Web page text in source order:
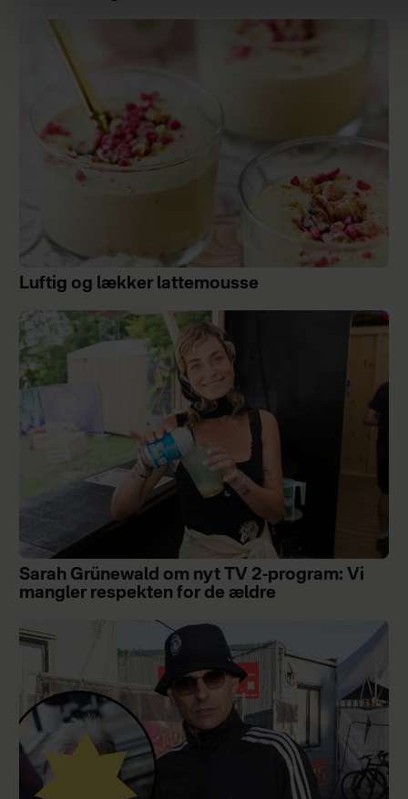
Luftig og lækker lattemousse
Sarah Grünewald om nyt TV 2-program: Vi
mangler respekten for de ældre